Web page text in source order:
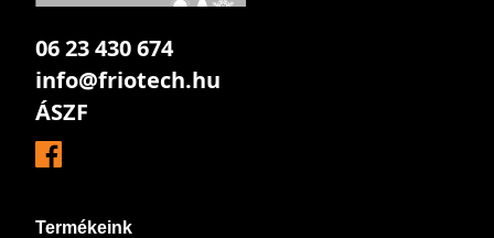
06 23 430 674
info@friotech.hu
ÁSZF
Termékeink